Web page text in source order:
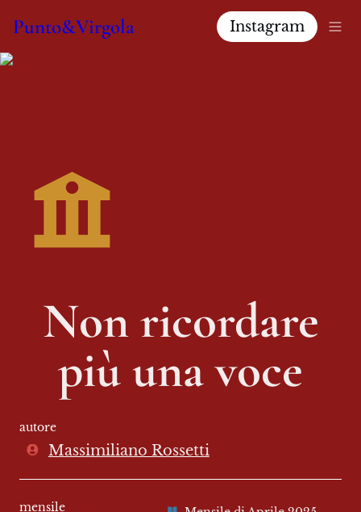
Punto&Virgola Instagram
più una voce
autore
Massimiliano Rossetti
mensile